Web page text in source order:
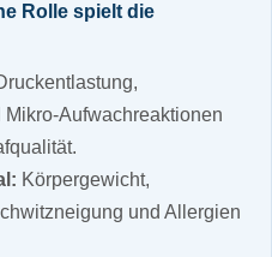
Rolle spielt die
Aufwachreaktionen
Körpergewicht,
und Allergien